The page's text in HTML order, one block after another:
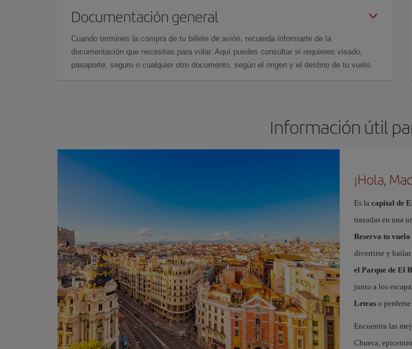
Documentación general
Cuando termines la compra de tu billete de avión, recuerda informarte de la
documentación que necesitas para volar. Aquí puedes consultar si requieres visado,
pasaporte, seguro o cualquier otro documento, según el origen y el destino de tu vuelo.
Información útil
¡Hola,
Es la capital de
trazadas en una
Reserva tu
divertirse y
el Parque de El
junto a los
Letraso
Encuentra las
Chueca,